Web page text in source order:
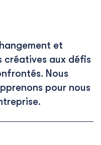
et
créatives aux défis
Nous
pour nous